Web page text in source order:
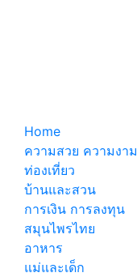
Home
ความสวย ความงาม
ท่องเที่ยว
บ้านและสวน
การเงิน การลงทุน
สมุนไพรไทย
อาหาร
แม่และเด็ก